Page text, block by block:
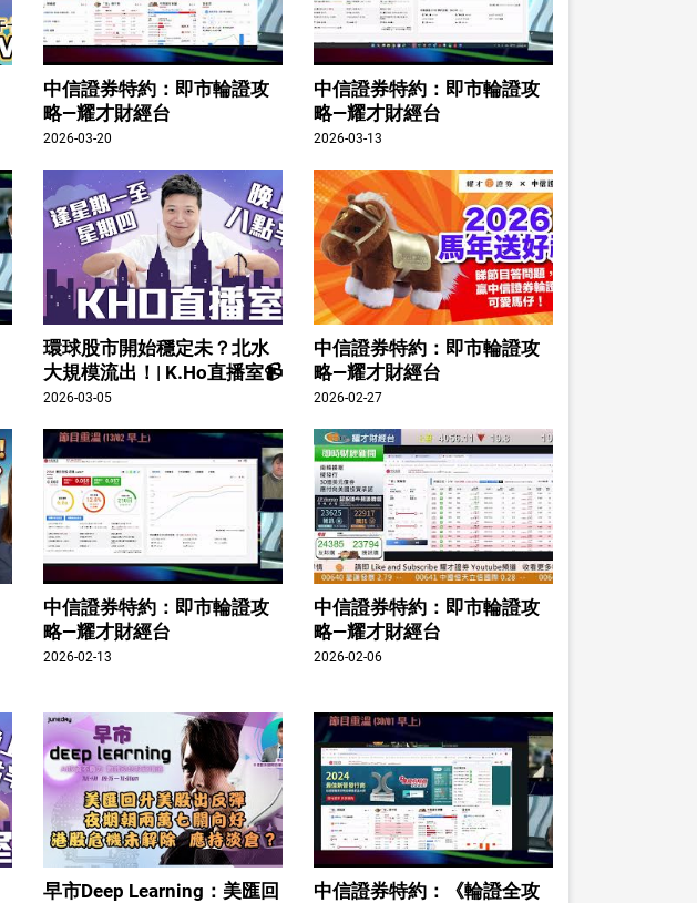
中信證券特約：即市輪證攻
略—耀才財經台
2026-03-20
中信證券特約：即市輪證攻
略—耀才財經台
2026-03-13
環球股市開始穩定未？北水
大規模流出！| K.Ho直播室📹
2026-03-05
中信證券特約：即市輪證攻
略—耀才財經台
2026-02-27
中信證券特約：即市輪證攻
略—耀才財經台
2026-02-13
中信證券特約：即市輪證攻
略—耀才財經台
2026-02-06
早市Deep Learning：美匯回
中信證券特約：《輪證全攻